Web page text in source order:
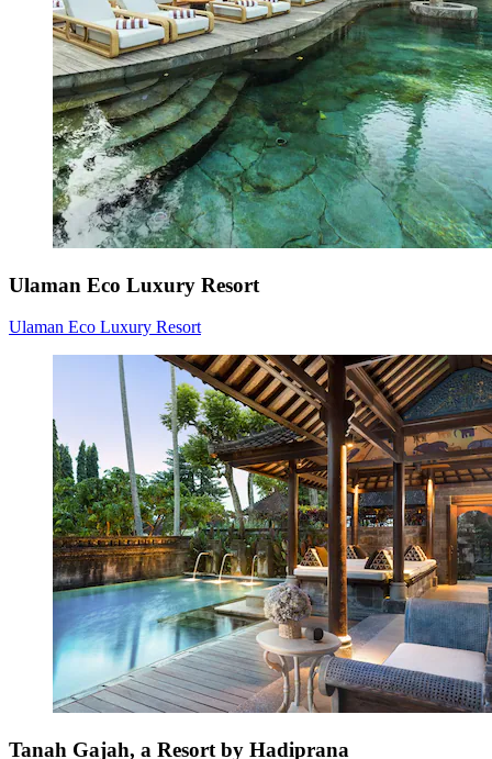
Ulaman Eco Luxury Resort
Ulaman Eco Luxury Resort
Tanah Gajah, a Resort by Hadiprana